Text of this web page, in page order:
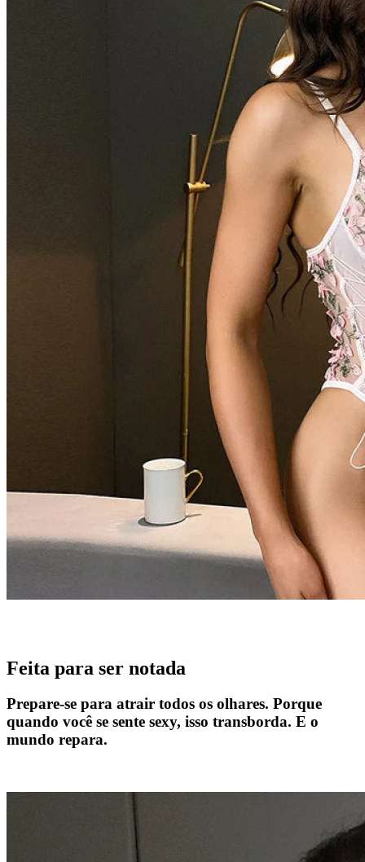
Feita para ser notada
Prepare-se para atrair todos os olhares. Porque
quando você se sente sexy, isso transborda. E o
mundo repara.